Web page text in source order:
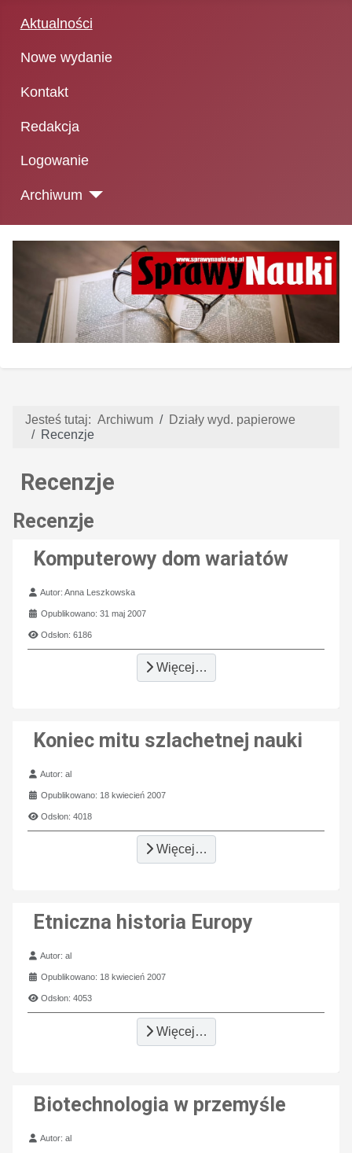
Aktualności
Nowe wydanie
Kontakt
Redakcja
Logowanie
Archiwum
Jesteś tutaj: Archiwum
Działy wyd. papierowe
Recenzje
Recenzje
Recenzje
Komputerowy dom wariatów
Szczegóły
Autor:Anna Leszkowska
Opublikowano: 31 maj 2007
Odsłon: 6186
Więcej…
Koniec mitu szlachetnej nauki
Szczegóły
Autor:al
Opublikowano: 18 kwiecień 2007
Odsłon: 4018
Więcej…
Etniczna historia Europy
Szczegóły
Autor:al
Opublikowano: 18 kwiecień 2007
Odsłon: 4053
Więcej…
Biotechnologia w przemyśle
Szczegóły
Autor:al